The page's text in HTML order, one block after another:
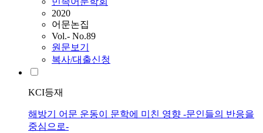
2020
어문논집
Vol.- No.89
원문보기
복사/대출신청
KCI등재
해방기 어문 운동이 문학에 미친 영향 -문인들의 반응을
중심으로-